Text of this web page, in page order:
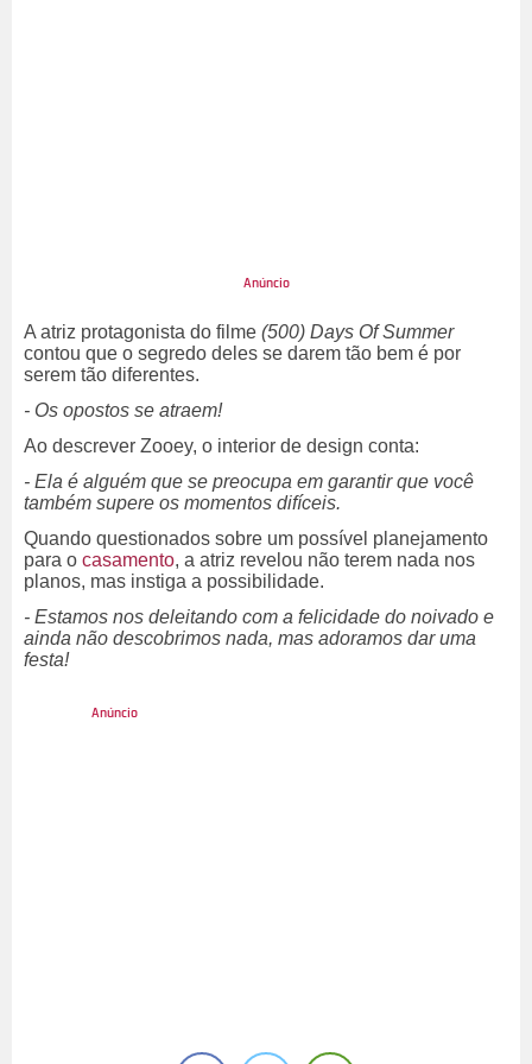
A atriz protagonista do filme (500) Days Of Summer
contou que o segredo deles se darem tão bem é por
serem tão diferentes.
- Os opostos se atraem!
Ao descrever Zooey, o interior de design conta:
- Ela é alguém que se preocupa em garantir que você
também supere os momentos difíceis.
Quando questionados sobre um possível planejamento
para o casamento, a atriz revelou não terem nada nos
planos, mas instiga a possibilidade.
- Estamos nos deleitando com a felicidade do noivado e
ainda não descobrimos nada, mas adoramos dar uma
festa!